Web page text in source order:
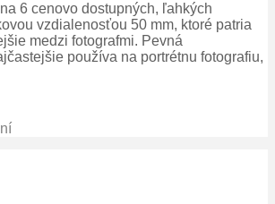
6 cenovo dostupných, ľahkých
vzdialenosťou 50 mm, ktoré patria
medzi fotografmi. Pevná
používa na portrétnu fotografiu,